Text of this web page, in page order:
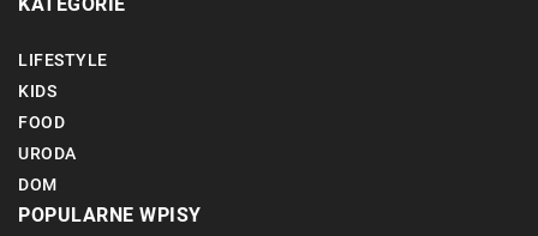
KATEGORIE
LIFESTYLE
KIDS
FOOD
URODA
DOM
POPULARNE WPISY